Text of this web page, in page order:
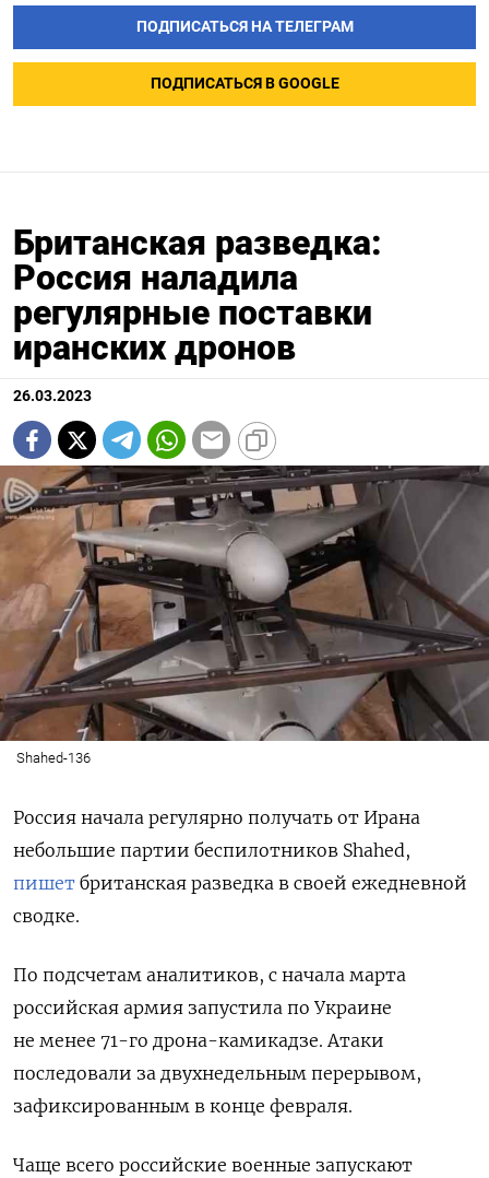
ПОДПИСАТЬСЯ НА ТЕЛЕГРАМ
ПОДПИСАТЬСЯ В GOOGLE
Британская разведка:
Россия наладила
регулярные поставки
иранских дронов
26.03.2023
Shahed-136
Россия начала регулярно получать от Ирана
небольшие партии беспилотников Shahed,
пишет британская разведка в своей ежедневной
сводке.
По подсчетам аналитиков, с начала марта
российская армия запустила по Украине
не менее 71-го дрона-камикадзе. Атаки
последовали за двухнедельным перерывом,
зафиксированным в конце февраля.
Чаще всего российские военные запускают